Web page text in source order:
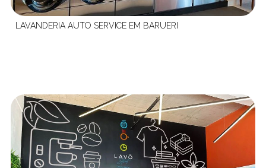
LAVANDERIA AUTO SERVICE EM BARUERI